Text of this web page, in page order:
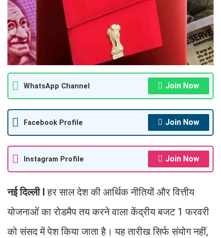
WhatsApp Channel Join Now
Facebook Profile Join Now
Instagram Profile Join Now
नई दिल्ली Iहर साल देश की आर्थिक नीतियों और वित्तीय
योजनाओं का रोडमैप तय करने वाला केंद्रीय बजट 1 फरवरी
को संसद में पेश किया जाता है। यह तारीख सिर्फ संयोग नहीं,